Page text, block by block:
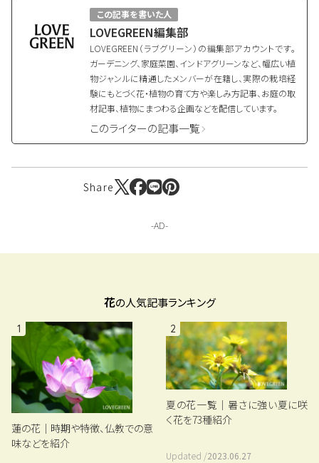
この記事を書いた人
LOVEGREEN編集部
LOVEGREEN（ラブグリーン）の編集部アカウントです。
ガーデニング、家庭菜園、インドアグリーンなど、幅広い植
物ジャンルに精通したメンバーが在籍し、実際の栽培経
験にもとづく花・植物の育て方や楽しみ方記事、お庭の取
材記事、植物にまつわる企画などを配信しています。
このライターの記事一覧
Share
花の人気記事ランキング
1
蓮の花｜時期や特徴、仏教での意
味などを紹介
2
夏の花一覧｜暑さに強い夏に咲
く花を73種紹介
Updated /2023.06.27